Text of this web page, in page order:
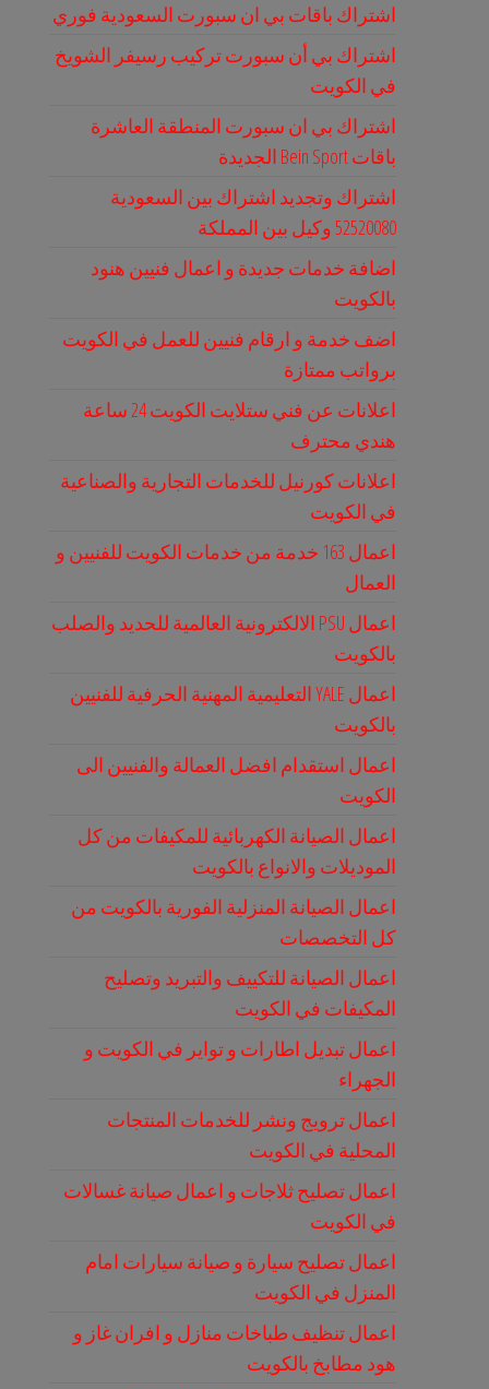
اشتراك باقات بي ان سبورت السعودية فوري
اشتراك بي أن سبورت تركيب رسيفر الشويخ
في الكويت
اشتراك بي ان سبورت المنطقة العاشرة
باقات Bein Sport الجديدة
اشتراك وتجديد اشتراك بين السعودية
52520080 وكيل بين المملكة
اضافة خدمات جديدة و اعمال فنيين هنود
بالكويت
اضف خدمة و ارقام فنيين للعمل في الكويت
برواتب ممتازة
اعلانات عن فني ستلايت الكويت 24 ساعة
هندي محترف
اعلانات كورنيل للخدمات التجارية والصناعية
في الكويت
اعمال 163 خدمة من خدمات الكويت للفنيين و
العمال
اعمال PSU الالكترونية العالمية للحديد والصلب
بالكويت
اعمال YALE التعليمية المهنية الحرفية للفنيين
بالكويت
اعمال استقدام افضل العمالة والفنيين الى
الكويت
اعمال الصيانة الكهربائية للمكيفات من كل
الموديلات والانواع بالكويت
اعمال الصيانة المنزلية الفورية بالكويت من
كل التخصصات
اعمال الصيانة للتكييف والتبريد وتصليح
المكيفات في الكويت
اعمال تبديل اطارات و تواير في الكويت و
الجهراء
اعمال ترويج ونشر للخدمات المنتجات
المحلية في الكويت
اعمال تصليح ثلاجات و اعمال صيانة غسالات
في الكويت
اعمال تصليح سيارة و صيانة سيارات امام
المنزل في الكويت
اعمال تنظيف طباخات منازل و افران غاز و
هود مطابخ بالكويت